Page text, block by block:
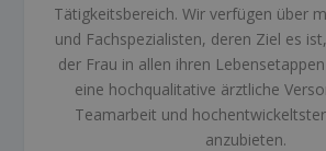
Tätigkeitsbereich. Wir verfügen über
und Fachspezialisten, deren Ziel es
der Frau in allen ihren
eine hochqualitative ärztliche
Teamarbeit und
anzubieten.